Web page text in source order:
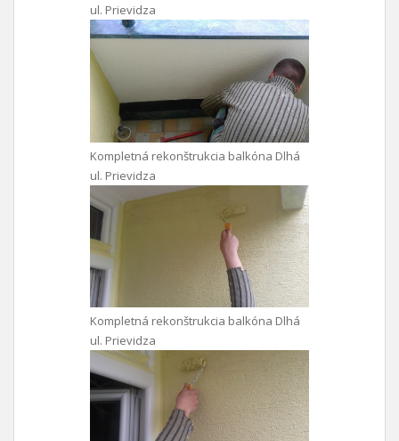
ul. Prievidza
Kompletná rekonštrukcia balkóna Dlhá
ul. Prievidza
Kompletná rekonštrukcia balkóna Dlhá
ul. Prievidza